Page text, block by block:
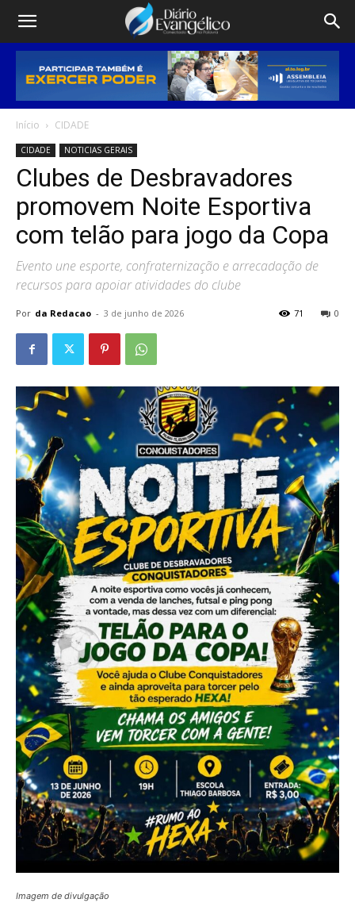
Início CIDADE
CIDADE NOTICIAS GERAIS
Clubes de Desbravadores
promovem Noite Esportiva
com telão para jogo da Copa
Evento une esporte, confraternização e arrecadação de
recursos para apoiar atividades do clube
Por da Redacao - 3 de junho de 2026 0
71
Imagem de divulgação